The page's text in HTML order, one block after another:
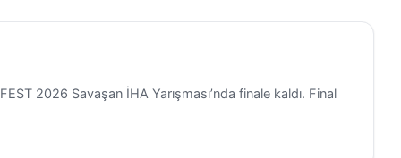
2026 Savaşan İHA Yarışması’nda finale kaldı. Final